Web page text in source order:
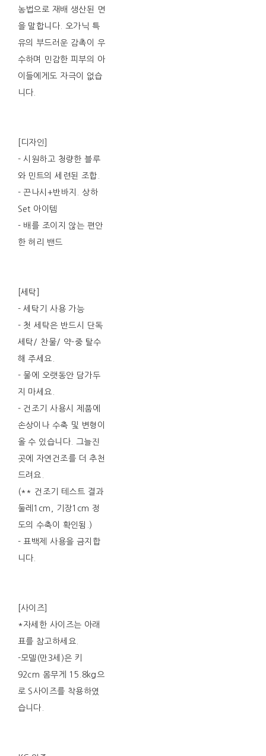
농법으로 재배 생산된 면
을 말합니다. 오가닉 특
유의 부드러운 감촉이 우
수하며 민감한 피부의 아
이들에게도 자극이 없습
니다.
[디자인]
- 시원하고 청량한 블루
와 민트의 세련된 조합.
- 끈나시+반바지. 상하
Set 아이템
- 배를 조이지 않는 편안
한 허리 밴드
[세탁]
- 세탁기 사용 가능
- 첫 세탁은 반드시 단독
세탁/ 찬물/ 약-중 탈수
해 주세요.
- 물에 오랫동안 담가두
지 마세요.
- 건조기 사용시 제품에
손상이나 수축 및 변형이
올 수 있습니다. 그늘진
곳에 자연건조를 더 추천
드려요.
(** 건조기 테스트 결과
둘레1cm, 기장1cm 정
도의 수축이 확인됨.)
- 표백제 사용을 금지합
니다.
[사이즈]
*자세한 사이즈는 아래
표를 참고하세요.
-모델(만3세)은 키
92cm 몸무게 15.8kg으
로 S사이즈를 착용하였
습니다.